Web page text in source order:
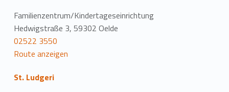
Familienzentrum/Kindertageseinrichtung
Hedwigstraße 3, 59302 Oelde
02522 3550
Route anzeigen
St. Ludgeri